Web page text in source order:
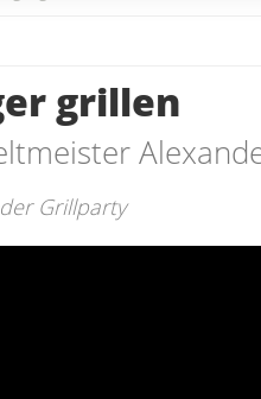
grillen
Grillparty